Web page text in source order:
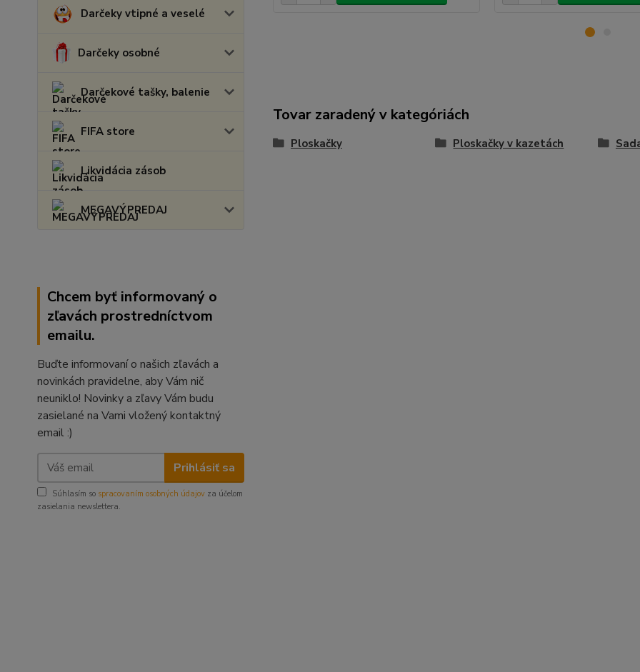
Darčeky vtipné a veselé
Darčeky osobné
Darčekové tašky, balenie
FIFA store
Likvidácia zásob
MEGAVÝPREDAJ
Chcem byť informovaný o
zľavách prostredníctvom
emailu.
Buďte informovaní o našich zľavách a
novinkách pravidelne, aby Vám nič
neuniklo! Novinky a zľavy Vám budu
zasielané na Vami vložený kontaktný
email :)
Prihlásiť sa
Súhlasím so spracovaním osobných údajov za účelom
zasielania newslettera.
Tovar zaradený v kategóriách
Ploskačky Ploskačky v kazetách